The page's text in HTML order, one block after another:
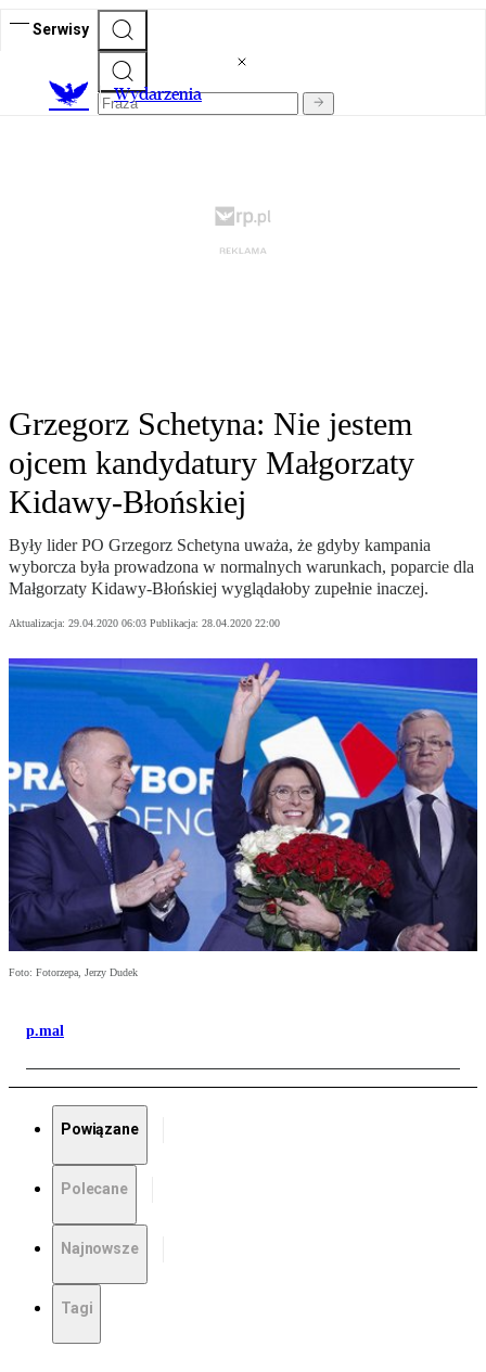
Serwisy
Wydarzenia
Grzegorz Schetyna: Nie jestem
ojcem kandydatury Małgorzaty
Kidawy-Błońskiej
Były lider PO Grzegorz Schetyna uważa, że gdyby kampania
wyborcza była prowadzona w normalnych warunkach, poparcie dla
Małgorzaty Kidawy-Błońskiej wyglądałoby zupełnie inaczej.
Aktualizacja: 29.04.2020 06:03 Publikacja: 28.04.2020 22:00
Foto: Fotorzepa, Jerzy Dudek
p.mal
Powiązane
Polecane
Najnowsze
Tagi